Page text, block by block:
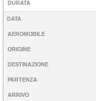
DURATA
DATA
AEROMOBILE
ORIGINE
DESTINAZIONE
PARTENZA
ARRIVO